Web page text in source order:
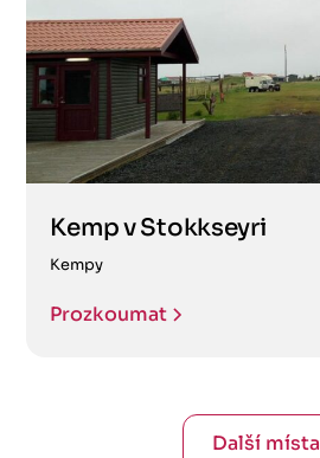
Kemp v Stokkseyri
Kempy
Prozkoumat
Další místa